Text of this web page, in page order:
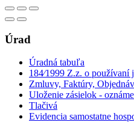
Úrad
Úradná tabuľa
184⁄1999 Z.z. o používaní
Zmluvy, Faktúry,
Uloženie zásielok -
Tlačivá
Evidencia samostatne